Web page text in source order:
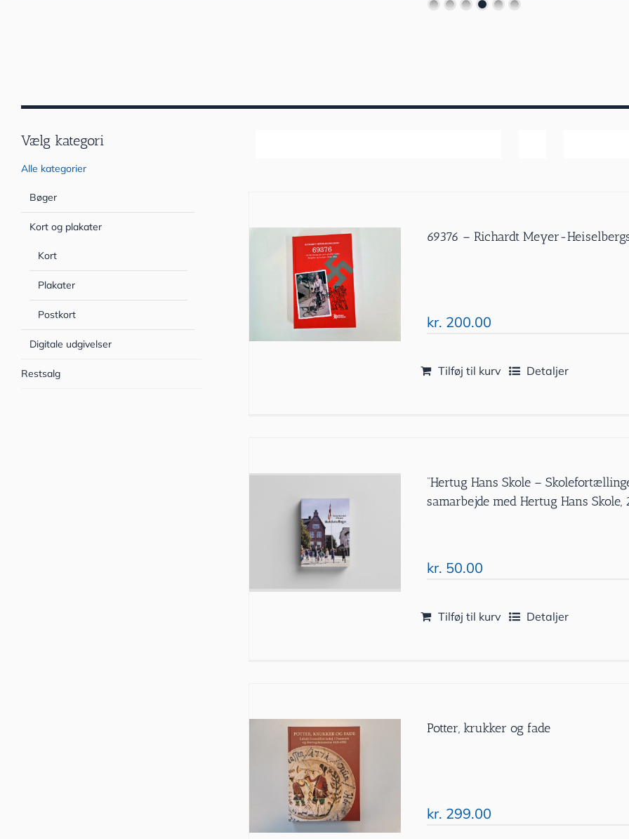
69376 – Richardt Meyer-
kr. 200.00
Tilføj til kurv Detaljer
”Hertug Hans Skole –
samarbejde med Hertug Hans Skole,
kr. 50.00
Tilføj til kurv Detaljer
Potter, krukker og fade
kr. 299.00
Vælg kategori
Alle kategorier
Bøger
Kort og plakater
Kort
Plakater
Postkort
Digitale udgivelser
Restsalg